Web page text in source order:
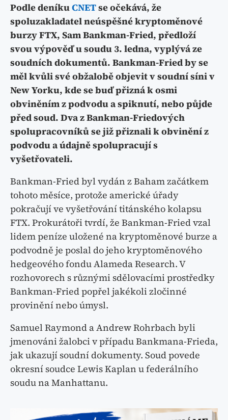
Podle deníkuCNETse očekává, že
spoluzakladatel neúspěšné kryptoměnové
burzy FTX, Sam Bankman-Fried, předloží
svou výpověď u soudu 3. ledna, vyplývá ze
soudních dokumentů. Bankman-Fried by se
měl kvůli své obžalobě objevit v soudní síni v
New Yorku, kde se buď přizná k osmi
obviněním z podvodu a spiknutí, nebo půjde
před soud. Dva z Bankman-Friedových
spolupracovníků se již přiznali k obvinění z
podvodu a údajně spolupracují s
vyšetřovateli.
Bankman-Fried byl vydán z Baham začátkem
tohoto měsíce, protože americké úřady
pokračují ve vyšetřování titánského kolapsu
FTX. Prokurátoři tvrdí, že Bankman-Fried vzal
lidem peníze uložené na kryptoměnové burze a
podvodně je poslal do jeho kryptoměnového
hedgeového fondu Alameda Research. V
rozhovorech s různými sdělovacími prostředky
Bankman-Fried popřel jakékoli zločinné
provinění nebo úmysl.
Samuel Raymond a Andrew Rohrbach byli
jmenováni žalobci v případu Bankmana-Frieda,
jak ukazují soudní dokumenty. Soud povede
okresní soudce Lewis Kaplan u federálního
soudu na Manhattanu.